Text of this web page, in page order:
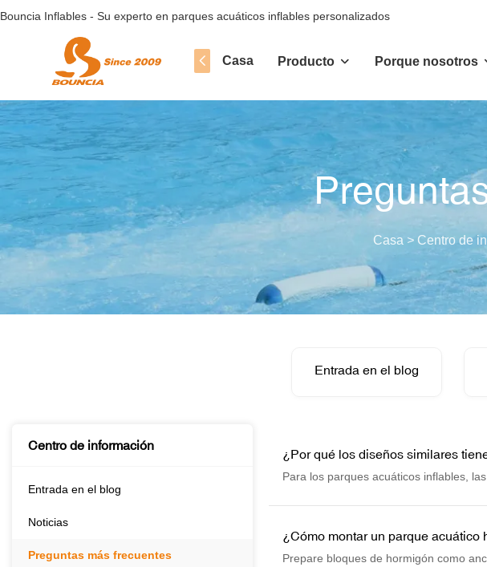
Bouncia Inflables - Su experto en parques acuáticos inflables personalizados
Casa Producto Porque nosotros
Casa > Centro de
Entrada en el blog
Centro de información
Entrada en el blog
Noticias
Preguntas más frecuentes
¿Por qué los diseños similares
Para los parques acuáticos inflables,
¿Cómo montar un parque acuático
Prepare bloques de hormigón como